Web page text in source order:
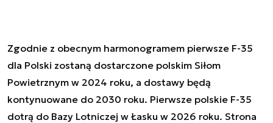
Zgodnie z obecnym harmonogramem pierwsze F-35
dla Polski zostaną dostarczone polskim Siłom
Powietrznym w 2024 roku, a dostawy będą
kontynuowane do 2030 roku. Pierwsze polskie F-35
dotrą do Bazy Lotniczej w Łasku w 2026 roku. Strona